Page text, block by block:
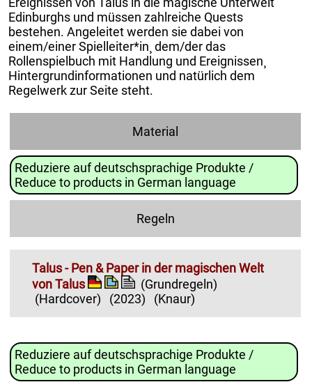
Edinburghs und müssen zahlreiche Quests
bestehen. Angeleitet werden sie dabei von
einem/einer Spielleiter*in¸ dem/der das
Rollenspielbuch mit Handlung und Ereignissen¸
Hintergrundinformationen und natürlich dem
Regelwerk zur Seite steht.
Material
Reduziere auf deutschsprachige Produkte /
Reduce to products in German language
Regeln
Talus - Pen & Paper in der magischen Welt
von Talus
(Grundregeln)
(Hardcover)
(2023) (Knaur)
Reduziere auf deutschsprachige Produkte /
Reduce to products in German language